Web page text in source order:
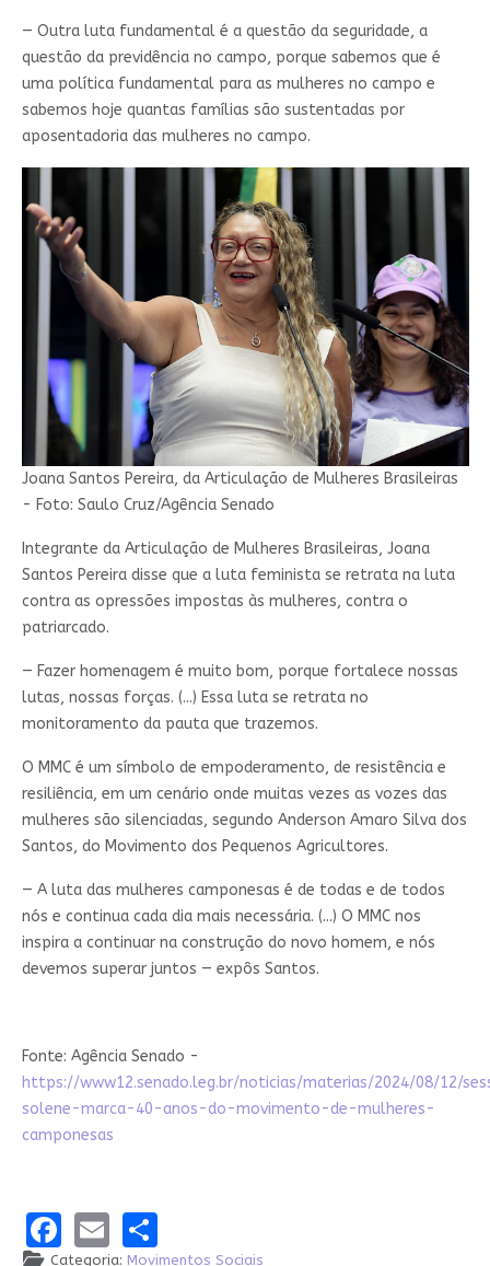
— Outra luta fundamental é a questão da seguridade, a
questão da previdência no campo, porque sabemos que é
uma política fundamental para as mulheres no campo e
sabemos hoje quantas famílias são sustentadas por
aposentadoria das mulheres no campo.
Joana Santos Pereira, da Articulação de Mulheres Brasileiras
- Foto: Saulo Cruz/Agência Senado
Integrante da Articulação de Mulheres Brasileiras, Joana
Santos Pereira disse que a luta feminista se retrata na luta
contra as opressões impostas às mulheres, contra o
patriarcado.
— Fazer homenagem é muito bom, porque fortalece nossas
lutas, nossas forças. (...) Essa luta se retrata no
monitoramento da pauta que trazemos.
O MMC é um símbolo de empoderamento, de resistência e
resiliência, em um cenário onde muitas vezes as vozes das
mulheres são silenciadas, segundo Anderson Amaro Silva dos
Santos, do Movimento dos Pequenos Agricultores.
— A luta das mulheres camponesas é de todas e de todos
nós e continua cada dia mais necessária. (...) O MMC nos
inspira a continuar na construção do novo homem, e nós
devemos superar juntos — expôs Santos.
Fonte: Agência Senado -
https://www12.senado.leg.br/noticias/materias/2024/08/12/
solene-marca-40-anos-do-movimento-de-mulheres-
camponesas
Facebook
EmailShare
Categoria: Movimentos Sociais